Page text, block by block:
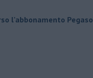
l'abbonamento Pegaso